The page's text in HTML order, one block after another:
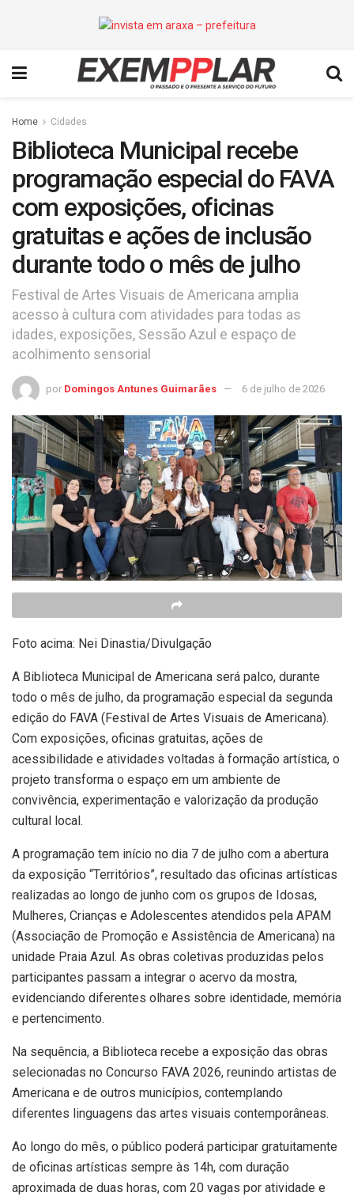
Home Cidades
Biblioteca Municipal recebe
programação especial do FAVA
com exposições, oficinas
gratuitas e ações de inclusão
durante todo o mês de julho
Festival de Artes Visuais de Americana amplia
acesso à cultura com atividades para todas as
idades, exposições, Sessão Azul e espaço de
acolhimento sensorial
por Domingos Antunes Guimarães 6 de julho de 2026
Foto acima: Nei Dinastia/Divulgação
A Biblioteca Municipal de Americana será palco, durante
todo o mês de julho, da programação especial da segunda
edição do FAVA (Festival de Artes Visuais de Americana).
Com exposições, oficinas gratuitas, ações de
acessibilidade e atividades voltadas à formação artística, o
projeto transforma o espaço em um ambiente de
convivência, experimentação e valorização da produção
cultural local.
A programação tem início no dia 7 de julho com a abertura
da exposição “Territórios”, resultado das oficinas artísticas
realizadas ao longo de junho com os grupos de Idosas,
Mulheres, Crianças e Adolescentes atendidos pela APAM
(Associação de Promoção e Assistência de Americana) na
unidade Praia Azul. As obras coletivas produzidas pelos
participantes passam a integrar o acervo da mostra,
evidenciando diferentes olhares sobre identidade, memória
e pertencimento.
Na sequência, a Biblioteca recebe a exposição das obras
selecionadas no Concurso FAVA 2026, reunindo artistas de
Americana e de outros municípios, contemplando
diferentes linguagens das artes visuais contemporâneas.
Ao longo do mês, o público poderá participar gratuitamente
de oficinas artísticas sempre às 14h, com duração
aproximada de duas horas, com 20 vagas por atividade e